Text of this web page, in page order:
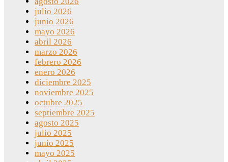
julio 2026
junio 2026
mayo 2026
abril 2026
marzo 2026
febrero 2026
enero 2026
diciembre 2025
noviembre 2025
octubre 2025
septiembre 2025
agosto 2025
julio 2025
junio 2025
mayo 2025